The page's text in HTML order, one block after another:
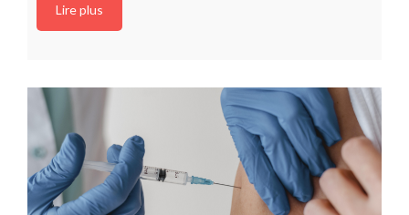
Lire plus